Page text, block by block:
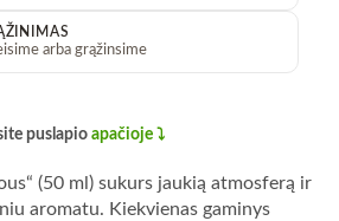
arba grąžinsime
puslapio apačioje ⤵️
(50 ml) sukurs jaukią atmosferą ir
aromatu. Kiekvienas gaminys